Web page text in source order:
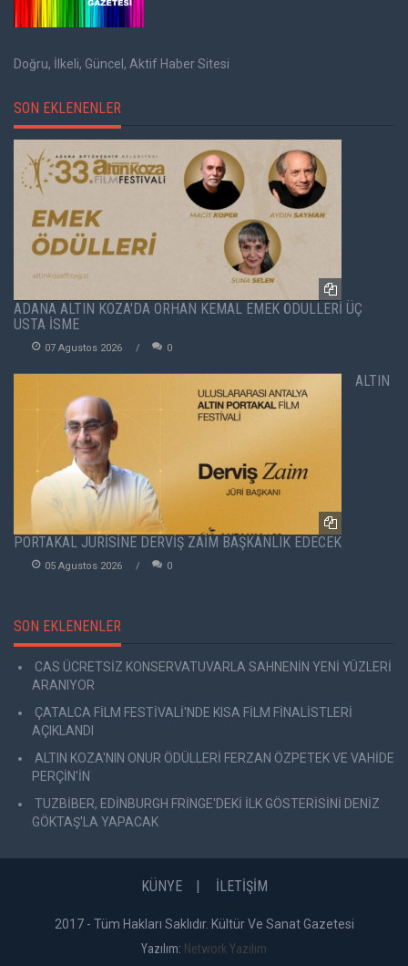
Doğru, İlkeli, Güncel, Aktif Haber Sitesi
SON EKLENENLER
ADANA ALTIN KOZA'DA ORHAN KEMAL EMEK ÖDÜLLERİ ÜÇ
USTA İSME
07 Agustos 2026 0
ALTIN
PORTAKAL JÜRİSİNE DERVİŞ ZAİM BAŞKANLIK EDECEK
05 Agustos 2026 0
SON EKLENENLER
CAS ÜCRETSİZ KONSERVATUVARLA SAHNENİN YENİ YÜZLERİ
ARANIYOR
ÇATALCA FİLM FESTİVALİ'NDE KISA FİLM FİNALİSTLERİ
AÇIKLANDI
ALTIN KOZA'NIN ONUR ÖDÜLLERİ FERZAN ÖZPETEK VE VAHİDE
PERÇİN'İN
TUZBİBER, EDİNBURGH FRİNGE'DEKİ İLK GÖSTERİSİNİ DENİZ
GÖKTAŞ'LA YAPACAK
KÜNYE İLETİŞİM
2017 - Tüm Hakları Saklıdır. Kültür Ve Sanat Gazetesi
Yazılım: Network Yazılım